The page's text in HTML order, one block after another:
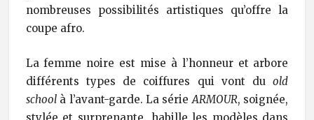
nombreuses possibilités artistiques qu’offre la
coupe afro.
La femme noire est mise à l’honneur et arbore
différents types de coiffures qui vont duold
schoolà l’avant-garde. La sérieARMOUR, soignée,